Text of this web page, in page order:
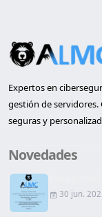
Expertos en
gestión de
seguras y
Novedades
30 jun.